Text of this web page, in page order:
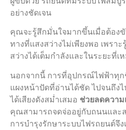
อย่างชัดเจน
คุณจะรู้สึกมั่นใจมากขึ้นเมื่อต้อง
ทางที่แสงสว่างไม่เพียงพอ เพรา
สว่างได้เต็มกำลังและในระยะที่เ
นอกจากนี้ การที่อุปกรณ์ไฟฟ้าทุ
แผงหน้าปัดที่อ่านได้ชัด ไปจนถึ
ได้เสียงดังสม่ำเสมอ ช่วยลดความ
คุณสามารถจดจ่ออยู่กับถนนและ
การบำรุงรักษาระบบไฟรถยนต์จึง